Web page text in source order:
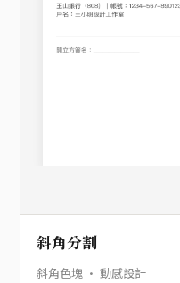
斜角分割
斜角色塊 · 動感設計